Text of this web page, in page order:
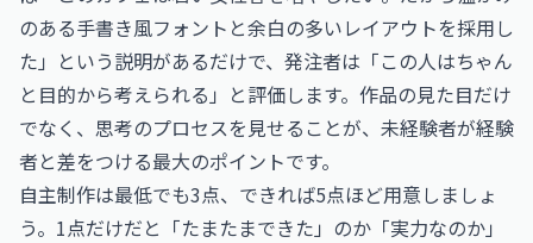
のある手書き風フォントと余白の多いレイアウトを採用し
た」という説明があるだけで、発注者は「この人はちゃん
と目的から考えられる」と評価します。作品の見た目だけ
でなく、思考のプロセスを見せることが、未経験者が経験
者と差をつける最大のポイントです。
自主制作は最低でも3点、できれば5点ほど用意しましょ
う。1点だけだと「たまたまできた」のか「実力なのか」